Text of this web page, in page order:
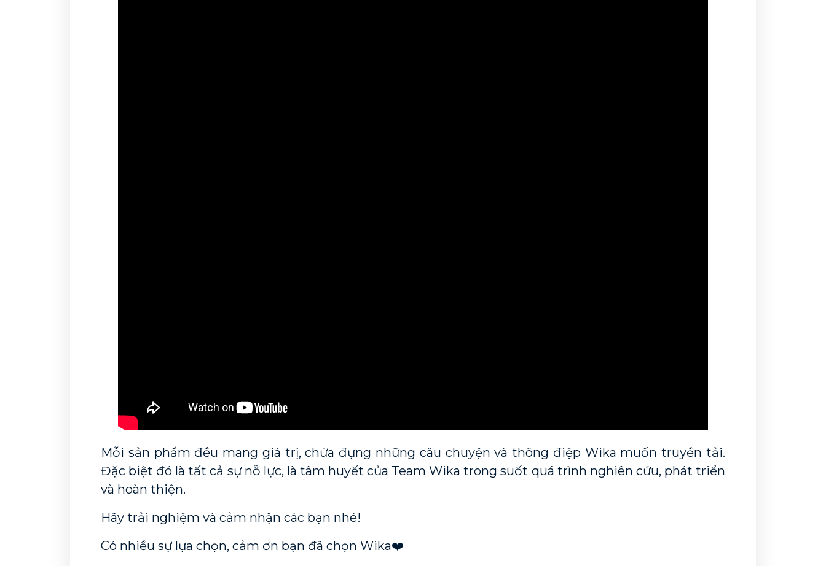
Mỗi sản phẩm đều mang giá trị, chứa đựng những câu chuyện và thông điệp Wika muốn truyền tải.
Đặc biệt đó là tất cả sự nỗ lực, là tâm huyết của Team Wika trong suốt quá trình nghiên cứu, phát triển
và hoàn thiện.
Hãy trải nghiệm và cảm nhận các bạn nhé!
Có nhiều sự lựa chọn, cảm ơn bạn đã chọn Wika❤️